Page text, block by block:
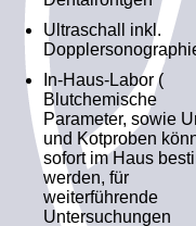
Ultraschall inkl.
In-Haus-Labor (
Blutchemische
Parameter, sowie
und Kotproben
sofort im Haus
werden, für
weiterführende
Untersuchungen